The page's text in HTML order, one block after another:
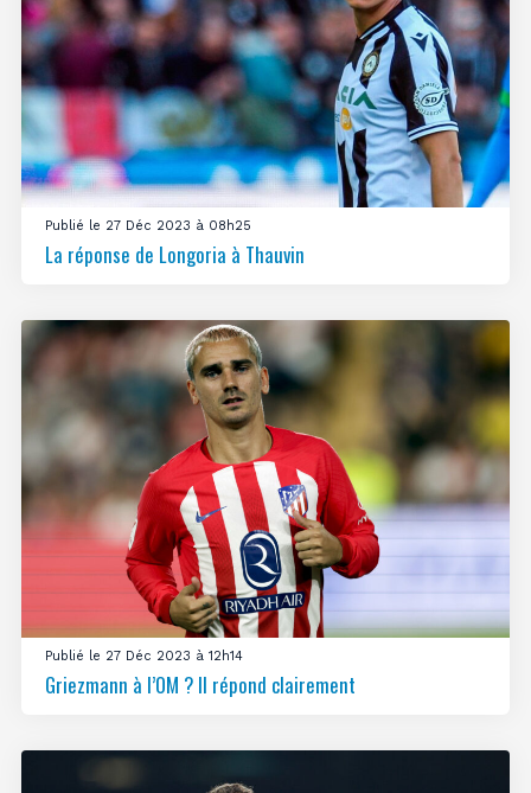
Publié le 27 Déc 2023 à 08h25
La réponse de Longoria à Thauvin
Publié le 27 Déc 2023 à 12h14
Griezmann à l’OM ? Il répond clairement